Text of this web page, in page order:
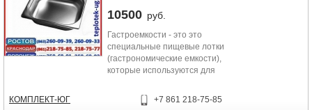
10500 руб.
Гастроемкости - это это
специальные пищевые лотки
(гастрономические емкости),
которые используются для
перевозки пищевых...
КОМПЛЕКТ-ЮГ
+7 861 218-75-85